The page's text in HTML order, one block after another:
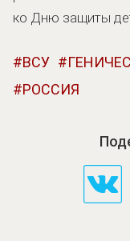
ко Дню защиты
ВСУ
РОССИЯ